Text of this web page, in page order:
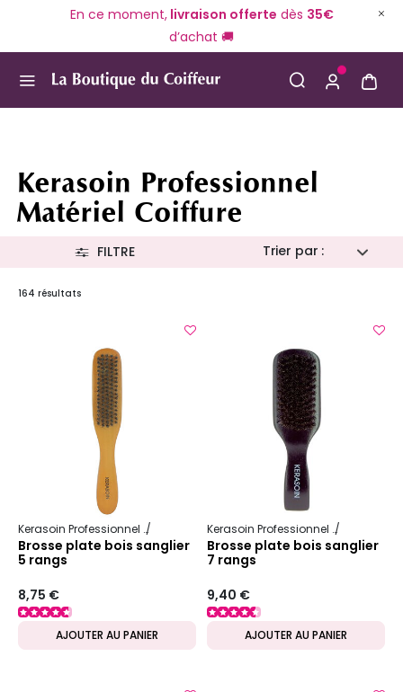
En ce moment,livraison offerte dès 35€
d’achat 🚚
Kerasoin Professionnel
Matériel Coiffure
Trier par :
FILTRE
164 résultats
Kerasoin Professionnel Matériel Coiffure Brosse démêlante
Brosse plate bois sanglier
5 rangs
8,75 €
AJOUTER AU PANIER
Kerasoin Professionnel
Brosse plate bois sanglier
7 rangs
9,40 €
AJOUTER AU PANIER